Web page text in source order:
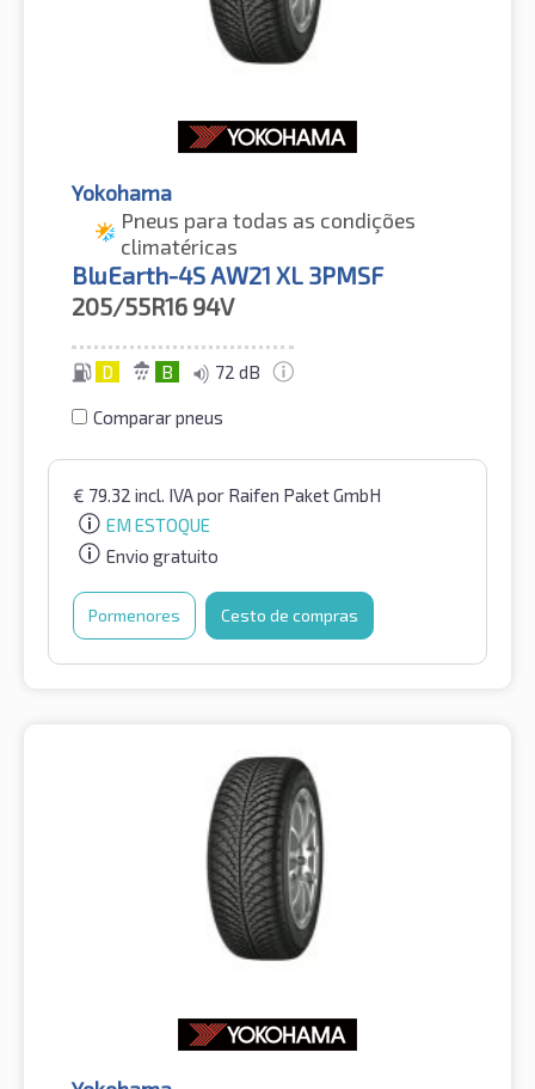
Yokohama
Pneus para todas as condições
climatéricas
BluEarth-4S AW21 XL 3PMSF
205/55R16 94V
D B 72 dB
Comparar pneus
€ 79.32 incl. IVApor Raifen Paket GmbH
EM ESTOQUE
Envio gratuito
Pormenores Cesto de compras